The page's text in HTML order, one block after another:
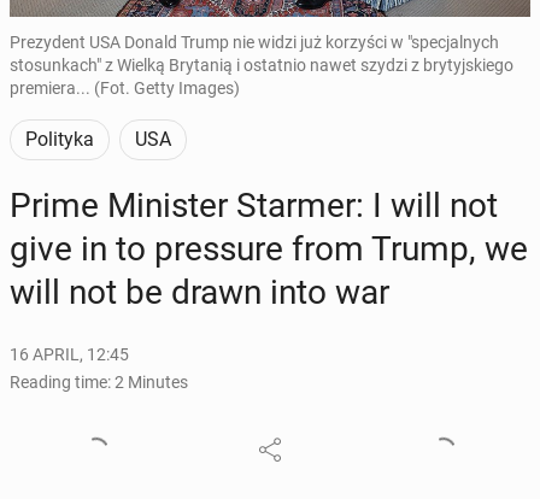
Prezydent USA Donald Trump nie widzi już korzyści w "specjalnych
stosunkach" z Wielką Brytanią i ostatnio nawet szydzi z brytyjskiego
premiera... (Fot. Getty Images)
Polityka USA
Prime Min­is­ter Starmer: I will not
give in to pres­sure from Trump, we
will not be drawn into war
16 APRIL, 12:45
Reading time: 2 Minutes